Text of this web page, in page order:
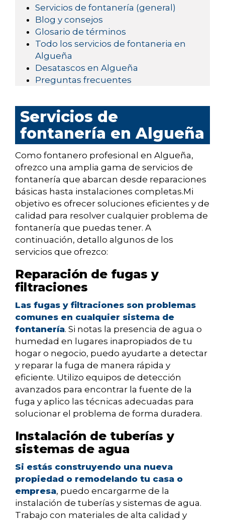
Servicios de fontanería (general)
Blog y consejos
Glosario de términos
Todo los servicios de fontaneria en
Algueña
Desatascos en Algueña
Preguntas frecuentes
Servicios de
fontanería en Algueña
Como fontanero profesional en Algueña,
ofrezco una amplia gama de servicios de
fontanería que abarcan desde reparaciones
básicas hasta instalaciones completas.Mi
objetivo es ofrecer soluciones eficientes y de
calidad para resolver cualquier problema de
fontanería que puedas tener. A
continuación, detallo algunos de los
servicios que ofrezco:
Reparación de fugas y
filtraciones
Las fugas y filtraciones son problemas
comunes en cualquier sistema de
fontanería. Si notas la presencia de agua o
humedad en lugares inapropiados de tu
hogar o negocio, puedo ayudarte a detectar
y reparar la fuga de manera rápida y
eficiente. Utilizo equipos de detección
avanzados para encontrar la fuente de la
fuga y aplico las técnicas adecuadas para
solucionar el problema de forma duradera.
Instalación de tuberías y
sistemas de agua
Si estás construyendo una nueva
propiedad o remodelando tu casa o
empresa, puedo encargarme de la
instalación de tuberías y sistemas de agua.
Trabajo con materiales de alta calidad y